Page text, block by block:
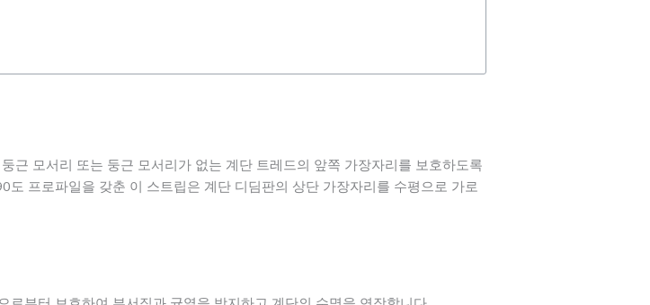
근 모서리 또는 둥근 모서리가 없는 계단 트레드의 앞쪽 가장자리를 보호하도록
프로파일을 갖춘 이 스트립은 계단 디딤판의 상단 가장자리를 수평으로 가로